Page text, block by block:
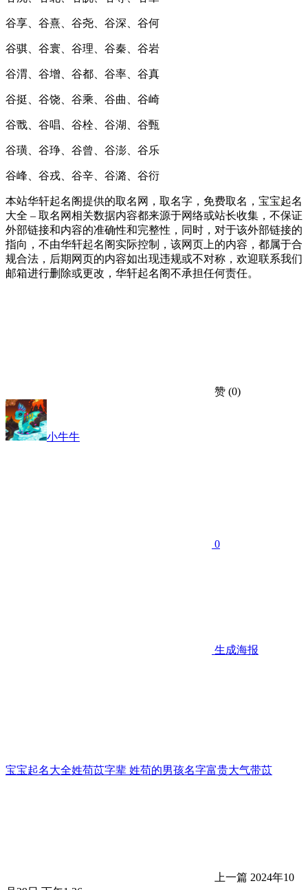
谷享、谷熹、谷尧、谷深、谷何
谷骐、谷寰、谷理、谷秦、谷岩
谷渭、谷增、谷都、谷率、谷真
谷挺、谷饶、谷乘、谷曲、谷崎
谷戬、谷唱、谷栓、谷湖、谷甄
谷璜、谷琤、谷曾、谷澎、谷乐
谷峰、谷戎、谷辛、谷潞、谷衍
本站华轩起名阁提供的取名网，取名字，免费取名，宝宝起名
大全 – 取名网相关数据内容都来源于网络或站长收集，不保证
外部链接和内容的准确性和完整性，同时，对于该外部链接的
指向，不由华轩起名阁实际控制，该网页上的内容，都属于合
规合法，后期网页的内容如出现违规或不对称，欢迎联系我们
邮箱进行删除或更改，华轩起名阁不承担任何责任。
赞 (0)
小牛牛
0
生成海报
宝宝起名大全姓苟苡字辈 姓苟的男孩名字富贵大气带苡
上一篇 2024年10